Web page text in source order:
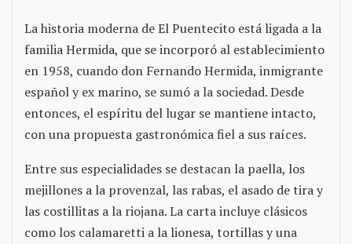
La historia moderna de El Puentecito está ligada a la
familia Hermida, que se incorporó al establecimiento
en 1958, cuando don Fernando Hermida, inmigrante
español y ex marino, se sumó a la sociedad. Desde
entonces, el espíritu del lugar se mantiene intacto,
con una propuesta gastronómica fiel a sus raíces.
Entre sus especialidades se destacan la paella, los
mejillones a la provenzal, las rabas, el asado de tira y
las costillitas a la riojana. La carta incluye clásicos
como los calamaretti a la lionesa, tortillas y una